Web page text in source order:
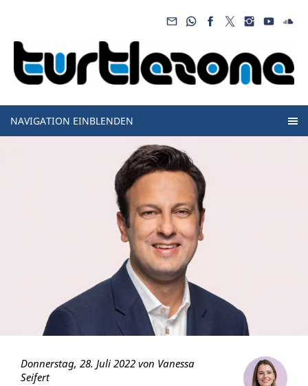
NAVIGATION EINBLENDEN
Donnerstag, 28. Juli 2022 von Vanessa
Seifert